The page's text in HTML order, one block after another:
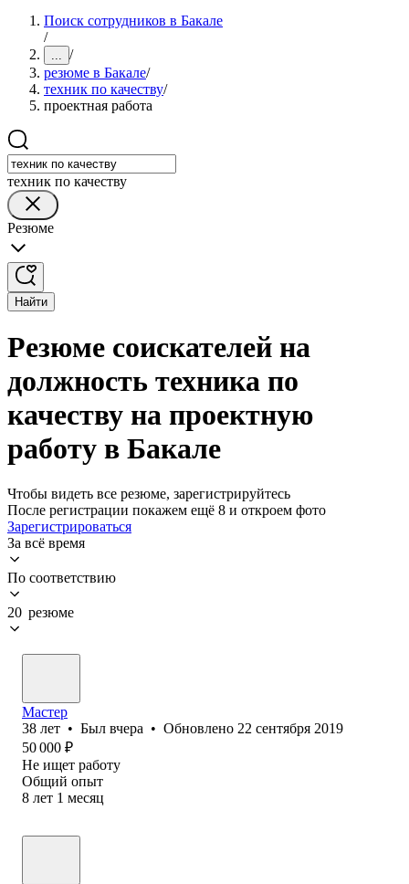
Поиск сотрудников в Бакале
/
... /
резюме в Бакале/
техник по качеству/
проектная работа
техник по качеству
Резюме
Найти
Резюме соискателей на
должность техника по
качеству на проектную
работу в Бакале
Чтобы видеть все резюме, зарегистрируйтесь
После регистрации покажем ещё 8 и откроем фото
Зарегистрироваться
За всё время
По соответствию
20 резюме
Мастер
38 лет • Был вчера • Обновлено 22 сентября 2019
50 000 ₽
Не ищет работу
Общий опыт
8 лет 1 месяц